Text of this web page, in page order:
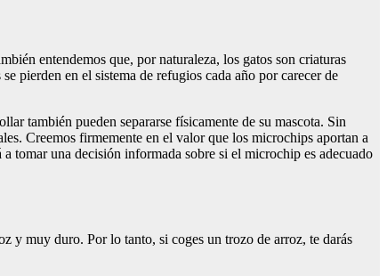
entendemos que, por naturaleza, los gatos son criaturas
pierden en el sistema de refugios cada año por carecer de
también pueden separarse físicamente de su mascota. Sin
Creemos firmemente en el valor que los microchips aportan a
tomar una decisión informada sobre si el microchip es adecuado
y muy duro. Por lo tanto, si coges un trozo de arroz, te darás